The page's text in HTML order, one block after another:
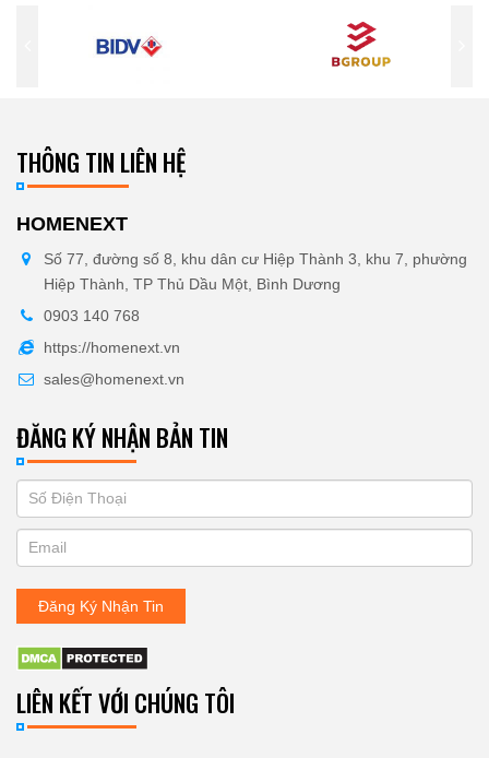
THÔNG TIN LIÊN HỆ
HOMENEXT
Số 77, đường số 8, khu dân cư Hiệp Thành 3, khu 7, phường
Hiệp Thành, TP Thủ Dầu Một, Bình Dương
0903 140 768
https://homenext.vn
sales@homenext.vn
ĐĂNG KÝ NHẬN BẢN TIN
ĐĂNG
KÝ
NHẬN
BẢN
TIN
you
are
human,
leave
this
blank.
Đăng Ký Nhận Tin
LIÊN KẾT VỚI CHÚNG TÔI